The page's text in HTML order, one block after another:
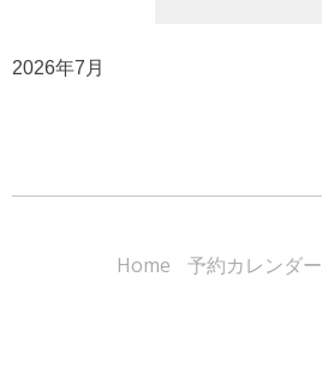
2026年7月
Home 予約カレンダー